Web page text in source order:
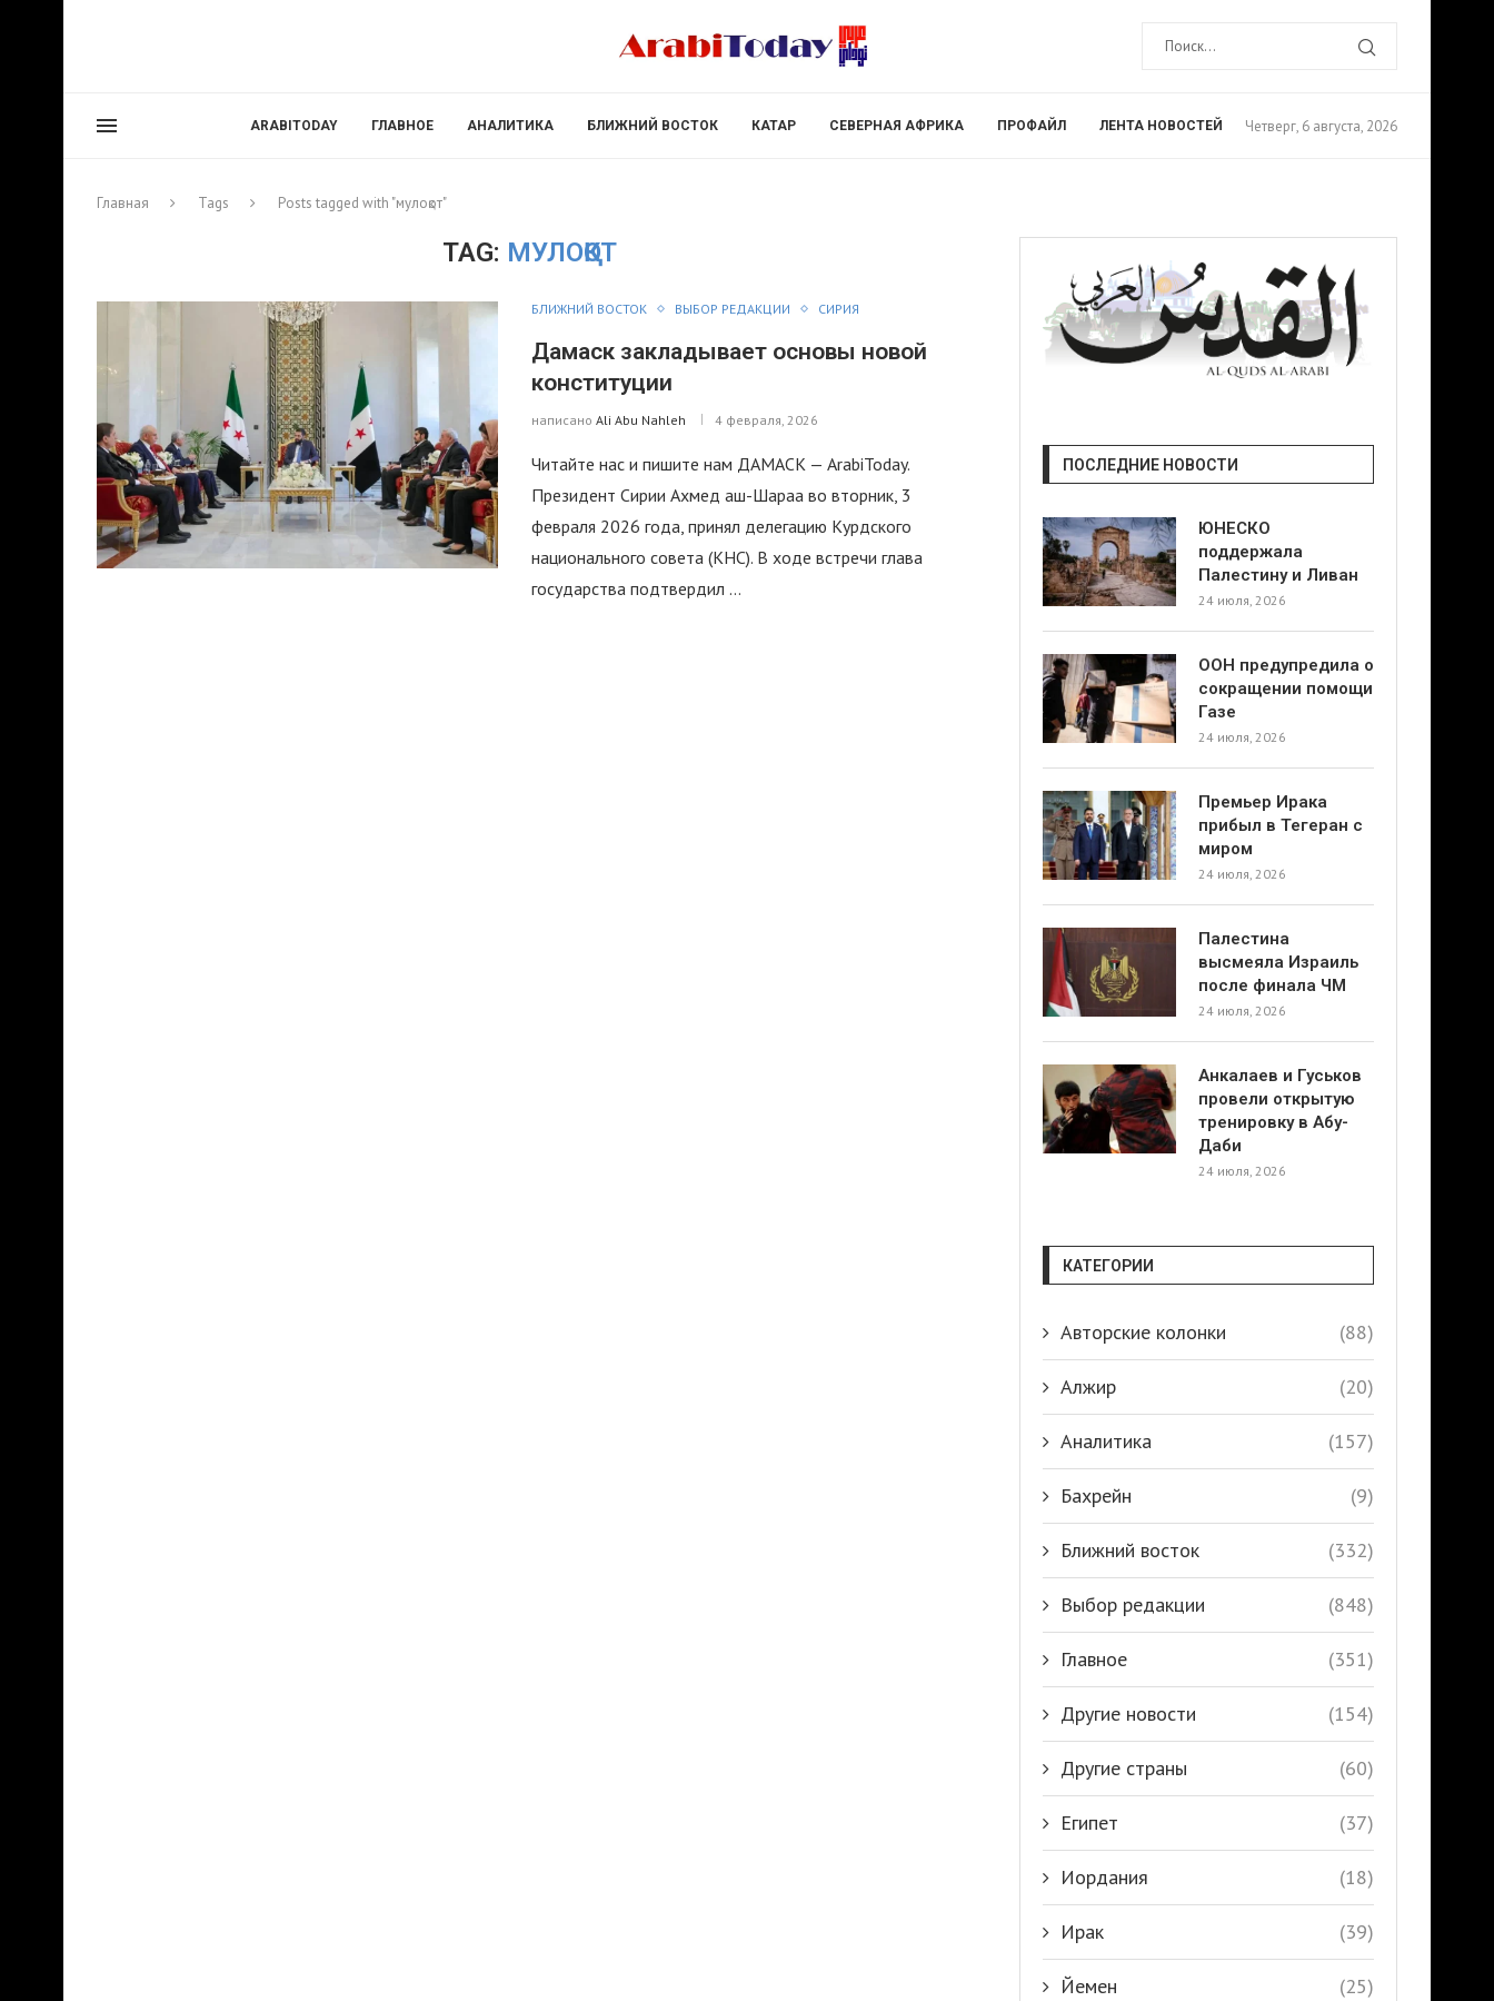
ARABITODAY ГЛАВНОЕ АНАЛИТИКА БЛИЖНИЙ ВОСТОК КАТАР СЕВЕРНАЯ АФРИКА ПРОФАЙЛ ЛЕНТА НОВОСТЕЙ Четверг, 6 августа, 2026
Главная Tags Posts tagged with "мулоқот"
TAG: МУЛОҚОТ
БЛИЖНИЙ ВОСТОК ВЫБОР РЕДАКЦИИ СИРИЯ
Дамаск закладывает основы новой
конституции
написано Ali Abu Nahleh 4 февраля, 2026
Читайте нас и пишите нам ДАМАСК — ArabiToday.
Президент Сирии Ахмед аш-Шараа во вторник, 3
февраля 2026 года, принял делегацию Курдского
национального совета (КНС). В ходе встречи глава
государства подтвердил …
ПОСЛЕДНИЕ НОВОСТИ
ЮНЕСКО
поддержала
Палестину и Ливан
24 июля, 2026
ООН предупредила о
сокращении помощи
Газе
24 июля, 2026
Премьер Ирака
прибыл в Тегеран с
миром
24 июля, 2026
Палестина
высмеяла Израиль
после финала ЧМ
24 июля, 2026
Анкалаев и Гуськов
провели открытую
тренировку в Абу-
Даби
24 июля, 2026
КАТЕГОРИИ
Авторские колонки (88)
Алжир (20)
Аналитика (157)
Бахрейн (9)
Ближний восток (332)
Выбор редакции (848)
Главное (351)
Другие новости (154)
Другие страны (60)
Египет (37)
Иордания (18)
Ирак (39)
Йемен (25)